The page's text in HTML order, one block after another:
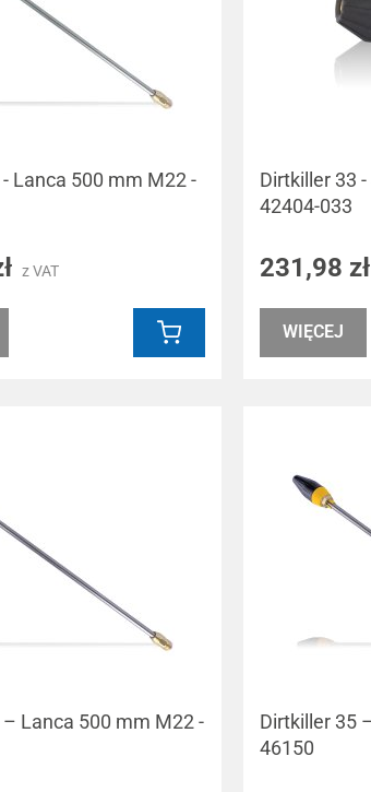
Lanca 500 mm M22 -
z VAT
Dirtkiller 33 -
42404-033
231,98 zł
WIĘCEJ
Lanca 500 mm M22 -
Dirtkiller 35
46150